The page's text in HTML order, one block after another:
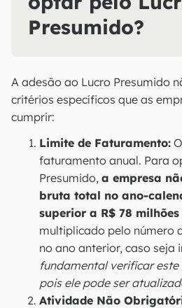
Presumido?
A adesão ao Lucro Presumido
critérios específicos que as
cumprir:
Limite de Faturamento:
faturamento anual. Para
Presumido, a empresa
bruta total no ano-
superior a R$ 78 milhões
multiplicado pelo número
no ano anterior, caso seja
fundamental verificar
pois ele pode ser
Atividade Não